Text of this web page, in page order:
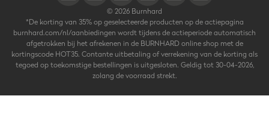
© 2026 Burnhard
*De korting van 35% op geselecteerde producten op de actiepagina
burnhard.com/nl/aanbiedingen wordt tijdens de actieperiode automatisch
afgetrokken bij het afrekenen in de BURNHARD online shop met de
kortingscode HOT35. Contante uitbetaling of verrekening van de korting als
tegoed op toekomstige bestellingen is uitgesloten. Geldig tot 30-04-2026,
zolang de voorraad strekt.